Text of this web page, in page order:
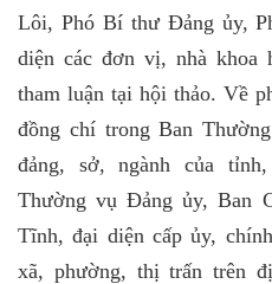
Lôi, Phó Bí thư Đảng ủy,
diện các đơn vị, nhà khoa
tham luận tại hội thảo. Về
đồng chí trong Ban
đảng, sở, ngành của
Thường vụ Đảng ủy, Ban
Tĩnh, đại diện cấp ủy,
xã, phường, thị trấn trên